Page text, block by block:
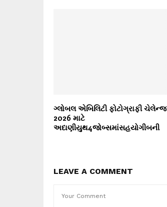
ગ્લોબલ એબિલિટી ફોટોગ્રાફી ચેલેન્જ
2026 માટે
અદાણીયુથ4જોબ્સમાંસહયોગીબની
LEAVE A COMMENT